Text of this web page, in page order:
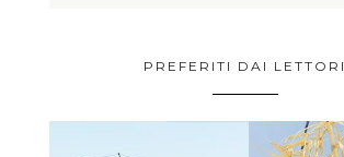
PREFERITI DAI LETTORI